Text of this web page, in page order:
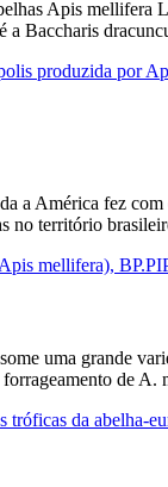
Apis mellifera
Baccharis
produzida por
a América fez
território
mellifera),
uma grande
de
da abelha-